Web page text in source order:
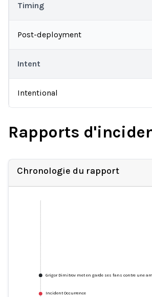
Timing
Post-deployment
Intent
Intentional
Rapports
Chronologie du rapport
Grigor Dimitrov met en garde ses fans contre une
Incident Occurrence